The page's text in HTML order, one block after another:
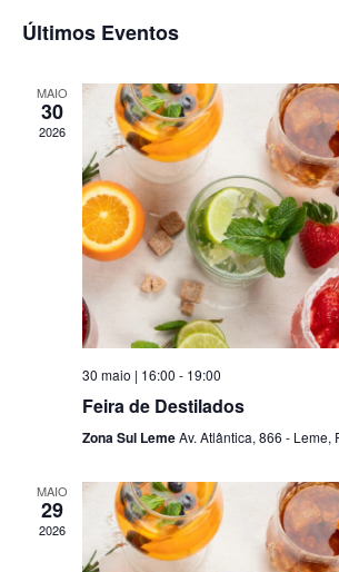
a
Últimos Eventos
MAIO
30
2026
30 maio | 16:00 - 19:00
Feira de Destilados
Zona Sul LemeAv. Atlântica, 866 - Leme,
MAIO
29
2026